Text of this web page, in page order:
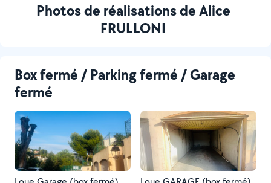
Photos de réalisations de Alice
FRULLONI
Box fermé / Parking fermé / Garage
fermé